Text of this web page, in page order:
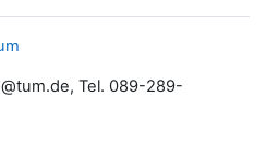
Tel. 089-289-